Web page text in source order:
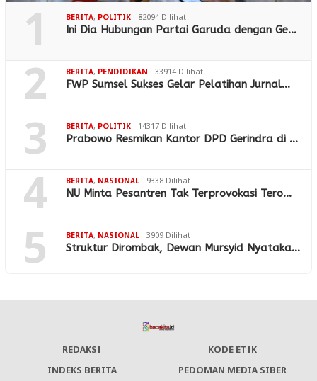
1 BERITA, POLITIK 82094 Dilihat
Ini Dia Hubungan Partai Garuda dengan Ge…
2 BERITA, PENDIDIKAN 33914 Dilihat
FWP Sumsel Sukses Gelar Pelatihan Jurnal…
3 BERITA, POLITIK 14317 Dilihat
Prabowo Resmikan Kantor DPD Gerindra di …
4 BERITA, NASIONAL 9338 Dilihat
NU Minta Pesantren Tak Terprovokasi Tero…
5 BERITA, NASIONAL 3909 Dilihat
Struktur Dirombak, Dewan Mursyid Nyataka…
REDAKSI
KODE ETIK
INDEKS BERITA
PEDOMAN MEDIA SIBER